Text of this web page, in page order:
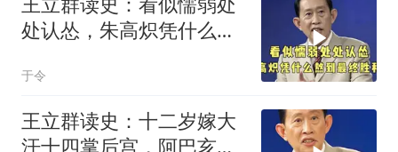
处认怂，朱高炽凭什么熬
于令
王立群读史：十二岁嫁大
汗十四掌后宫，阿巴亥为